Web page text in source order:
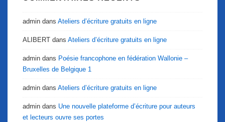
admin dans Ateliers d’écriture gratuits en ligne
ALIBERT dans Ateliers d’écriture gratuits en ligne
admin dans Poésie francophone en fédération Wallonie –
Bruxelles de Belgique 1
admin dans Ateliers d’écriture gratuits en ligne
admin dans Une nouvelle plateforme d’écriture pour auteurs
et lecteurs ouvre ses portes